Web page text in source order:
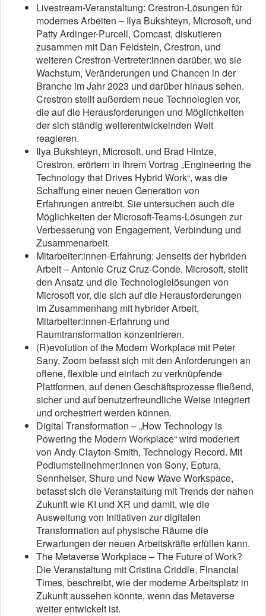
Livestream-Veranstaltung: Crestron-Lösungen für
modernes Arbeiten – Ilya Bukshteyn, Microsoft, und
Patty Ardinger-Purcell, Comcast, diskutieren
zusammen mit Dan Feldstein, Crestron, und
weiteren Crestron-Vertreter:innen darüber, wo sie
Wachstum, Veränderungen und Chancen in der
Branche im Jahr 2023 und darüber hinaus sehen.
Crestron stellt außerdem neue Technologien vor,
die auf die Herausforderungen und Möglichkeiten
der sich ständig weiterentwickelnden Welt
reagieren.
Ilya Bukshteyn, Microsoft, und Brad Hintze,
Crestron, erörtern in ihrem Vortrag „Engineering the
Technology that Drives Hybrid Work“, was die
Schaffung einer neuen Generation von
Erfahrungen antreibt. Sie untersuchen auch die
Möglichkeiten der Microsoft-Teams-Lösungen zur
Verbesserung von Engagement, Verbindung und
Zusammenarbeit.
Mitarbeiter:innen-Erfahrung: Jenseits der hybriden
Arbeit – Antonio Cruz Cruz-Conde, Microsoft, stellt
den Ansatz und die Technologielösungen von
Microsoft vor, die sich auf die Herausforderungen
im Zusammenhang mit hybrider Arbeit,
Mitarbeiter:innen-Erfahrung und
Raumtransformation konzentrieren.
(R)evolution of the Modern Workplace mit Peter
Sany, Zoom befasst sich mit den Anforderungen an
offene, flexible und einfach zu verknüpfende
Plattformen, auf denen Geschäftsprozesse fließend,
sicher und auf benutzerfreundliche Weise integriert
und orchestriert werden können.
Digital Transformation – „How Technology is
Powering the Modern Workplace“ wird moderiert
von Andy Clayton-Smith, Technology Record. Mit
Podiumsteilnehmer:innen von Sony, Eptura,
Sennheiser, Shure und New Wave Workspace,
befasst sich die Veranstaltung mit Trends der nahen
Zukunft wie KI und XR und damit, wie die
Ausweitung von Initiativen zur digitalen
Transformation auf physische Räume die
Erwartungen der neuen Arbeitskräfte erfüllen kann.
The Metaverse Workplace – The Future of Work?
Die Veranstaltung mit Cristina Criddle, Financial
Times, beschreibt, wie der moderne Arbeitsplatz in
Zukunft aussehen könnte, wenn das Metaverse
weiter entwickelt ist.